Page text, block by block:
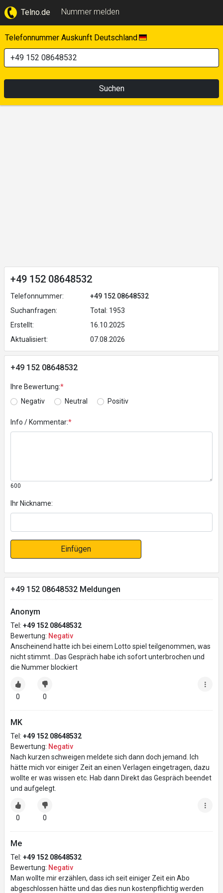
Telno.de Nummer melden
Telefonnummer Auskunft Deutschland
Suchen
+49 152 08648532
Telefonnummer:
+49 152 08648532
Suchanfragen:
Total: 1953
Erstellt:
16.10.2025
Aktualisiert:
07.08.2026
+49 152 08648532
Ihre Bewertung:*
Negativ
Neutral Positiv
Info / Kommentar:*
600
Ihr Nickname:
Einfügen
+49 152 08648532 Meldungen
Anonym
Tel: +49 152 08648532
Bewertung: Negativ
Anscheinend hatte ich bei einem Lotto spiel teilgenommen, was
nicht stimmt...Das Gespräch habe ich sofort unterbrochen und
die Nummer blockiert
0 0
MK
Tel: +49 152 08648532
Bewertung: Negativ
Nach kurzen schweigen meldete sich dann doch jemand. Ich
hätte mich vor einiger Zeit an einen Verlagen eingetragen, dazu
wollte er was wissen etc. Hab dann Direkt das Gespräch beendet
und aufgelegt.
0 0
Me
Tel: +49 152 08648532
Bewertung: Negativ
Man wollte mir erzählen, dass ich seit einiger Zeit ein Abo
abgeschlossen hätte und das dies nun kostenpflichtig werden